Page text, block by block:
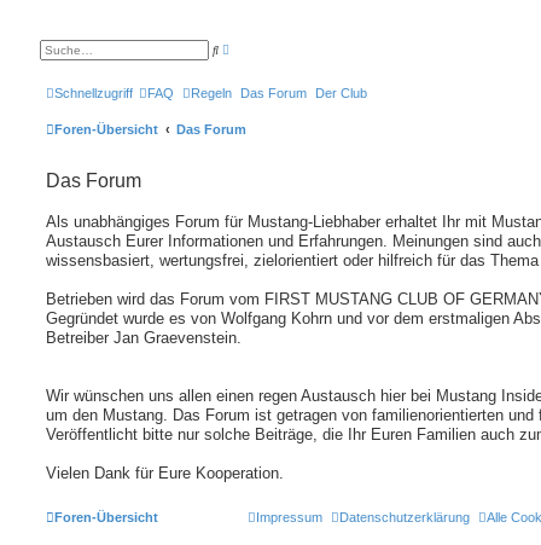
S
h
e i
e
h
Schnellzugriff FAQ Regeln Das Forum Der Club
Foren-Übersicht Das Forum
Das Forum
Als unabhängiges Forum für Mustang-Liebhaber erhaltet Ihr mit
Austausch Eurer Informationen und Erfahrungen. Meinungen sind
wissensbasiert, wertungsfrei, zielorientiert oder hilfreich für das
Betrieben wird das Forum vom FIRST MUSTANG CLUB OF
Gegründet wurde es von Wolfgang Kohrn und vor dem erstmaligen
Betreiber Jan Graevenstein.
Wir wünschen uns allen einen regen Austausch hier bei Mustang
um den Mustang. Das Forum ist getragen von familienorientierten und
Veröffentlicht bitte nur solche Beiträge, die Ihr Euren Familien auch
Vielen Dank für Eure Kooperation.
Foren-Übersicht Alle
Datenschutzerklärung
Impressum